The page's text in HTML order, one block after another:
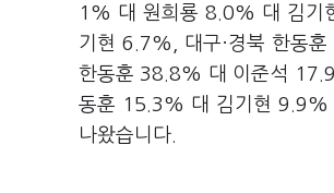
1% 대 원희룡 8.0% 대 김기
기현 6.7%, 대구·경북 한동
한동훈 38.8% 대 이준석
동훈 15.3% 대 김기현 9.9%
나왔습니다.